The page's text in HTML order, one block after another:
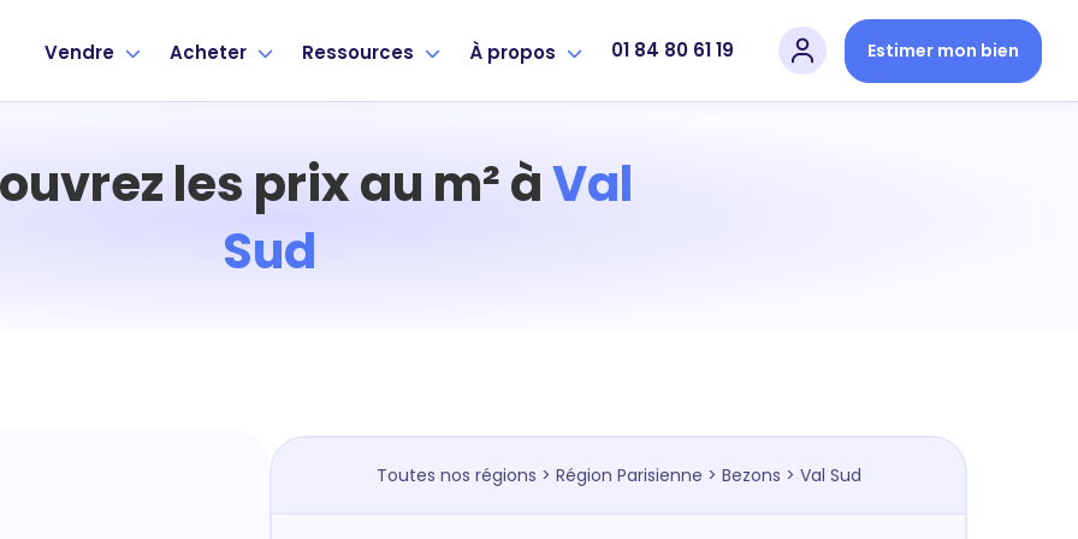
Vendre Acheter Ressources À propos 01 84 80 61 19 Estimer mon bien
les prix au m² àVal
Sud
Toutes nos régions > Région Parisienne > Bezons > Val Sud